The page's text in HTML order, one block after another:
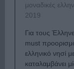
μοναδικές
2019
Για τους
must
ελληνικό νησί
καταλαμβάνει